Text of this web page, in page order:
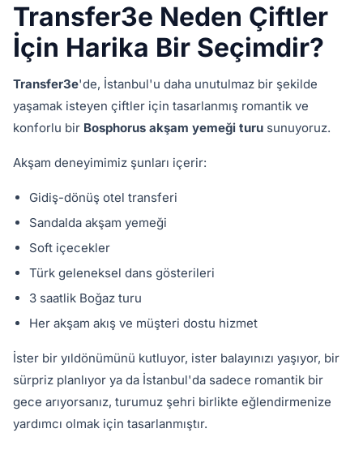
Transfer3e Neden Çiftler
İçin Harika Bir Seçimdir?
Transfer3e'de, İstanbul'u daha unutulmaz bir şekilde
yaşamak isteyen çiftler için tasarlanmış romantik ve
konforlu bir Bosphorus akşam yemeği turu sunuyoruz.
Akşam deneyimimiz şunları içerir:
Gidiş-dönüş otel transferi
Sandalda akşam yemeği
Soft içecekler
Türk geleneksel dans gösterileri
3 saatlik Boğaz turu
Her akşam akış ve müşteri dostu hizmet
İster bir yıldönümünü kutluyor, ister balayınızı yaşıyor, bir
sürpriz planlıyor ya da İstanbul'da sadece romantik bir
gece arıyorsanız, turumuz şehri birlikte eğlendirmenize
yardımcı olmak için tasarlanmıştır.